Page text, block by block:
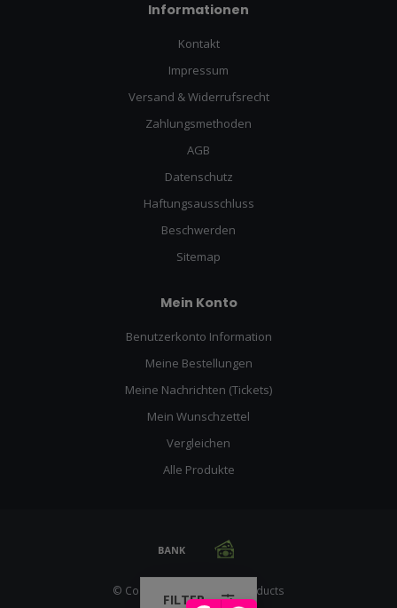
Informationen
Kontakt
Impressum
Versand & Widerrufsrecht
Zahlungsmethoden
AGB
Datenschutz
Haftungsausschluss
Beschwerden
Sitemap
Mein Konto
Benutzerkonto Information
Meine Bestellungen
Meine Nachrichten (Tickets)
Mein Wunschzettel
Vergleichen
Alle Produkte
© Copyright 2026 Racing Products
FILTER